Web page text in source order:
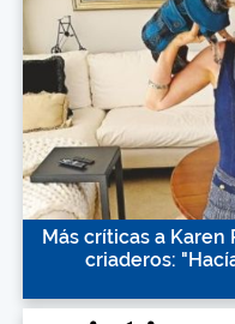
Más críticas a
criaderos: